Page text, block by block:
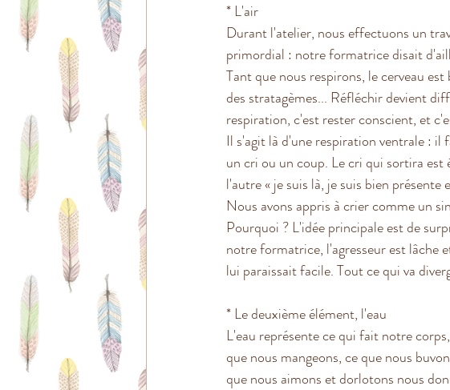
* L'air
Durant l'atelier, nous effectuons un
primordial : notre formatrice disait
Tant que nous respirons, le cerveau
des stratagèmes... Réfléchir devient
respiration, c'est rester conscient, et
Il s'agit là d'une respiration ventrale :
un cri ou un coup. Le cri qui sortira
l'autre « je suis là, je suis bien présente
Nous avons appris à crier comme un
Pourquoi ? L'idée principale est de
notre formatrice, l'agresseur est lâche
lui paraissait facile. Tout ce qui va
* Le deuxième élément, l'eau
L'eau représente ce qui fait notre
que nous mangeons, ce que nous
que nous aimons et dorlotons nous